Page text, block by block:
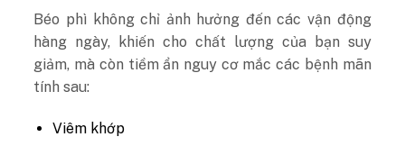
Béo phì không chỉ ảnh hưởng đến các vận động
hàng ngày, khiến cho chất lượng của bạn suy
giảm, mà còn tiềm ẩn nguy cơ mắc các bệnh mãn
tính sau:
Viêm khớp